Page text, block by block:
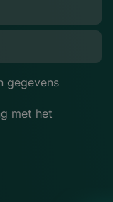
gegevens
met het